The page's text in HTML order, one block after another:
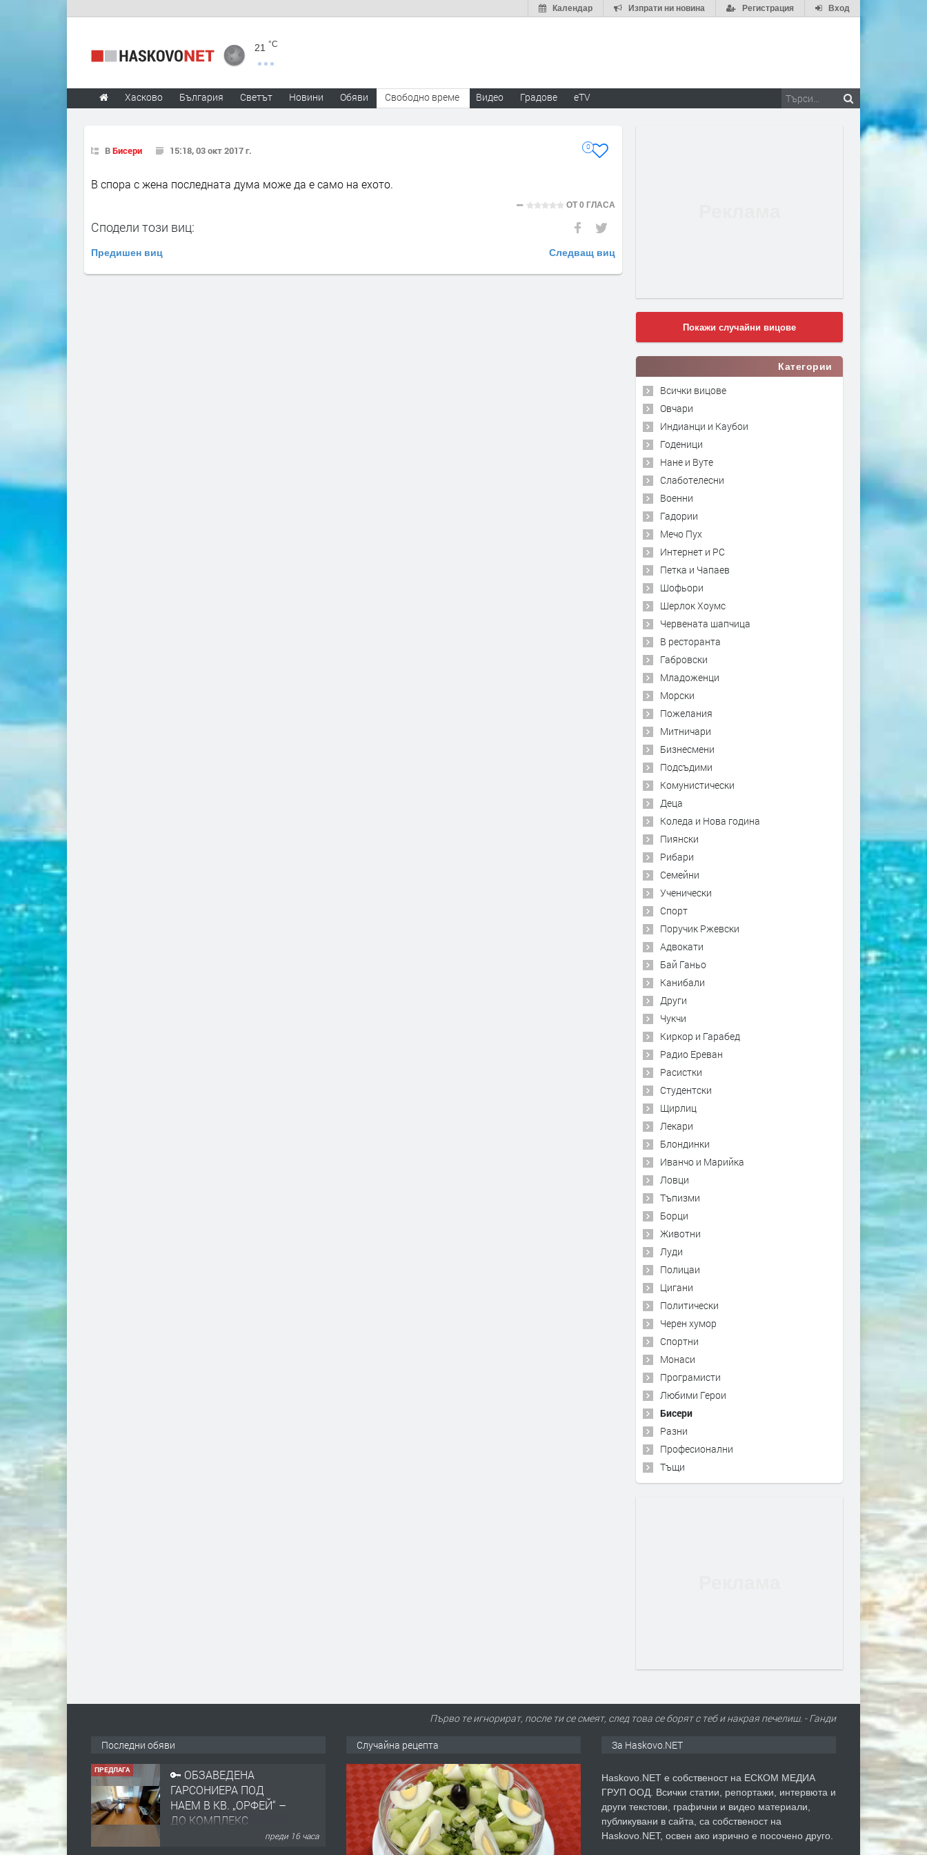
Вход
Регистрация
Изпрати ни новина
Календар
21 °C
Хасково България Светът Новини Обяви Свободно време Видео Градове eTV
ВБисери 15:18, 03 окт 2017 г. 0
В спора с жена последната дума може да е само на ехото.
ОТ0 ГЛАСА
Сподели този виц:
Предишен виц Следващ виц
Покажи случайни вицове
Категории
Всички вицове
Овчари
Индианци и Каубои
Годеници
Нане и Вуте
Слаботелесни
Военни
Гадории
Мечо Пух
Интернет и PC
Петка и Чапаев
Шофьори
Шерлок Хоумс
Червената шапчица
В ресторанта
Габровски
Младоженци
Морски
Пожелания
Митничари
Бизнесмени
Подсъдими
Комунистически
Деца
Коледа и Нова година
Пиянски
Рибари
Семейни
Ученически
Спорт
Поручик Ржевски
Адвокати
Бай Ганьо
Канибали
Други
Чукчи
Киркор и Гарабед
Радио Ереван
Расистки
Студентски
Щирлиц
Лекари
Блондинки
Иванчо и Марийка
Ловци
Тъпизми
Борци
Животни
Луди
Полицаи
Цигани
Политически
Черен хумор
Спортни
Монаси
Програмисти
Любими Герои
Бисери
Разни
Професионални
Тъщи
Първо те игнорират, после ти се смеят, след това се борят с теб и накрая печелиш. - Ганди
Последни обяви
ПРЕДЛАГА
🔑 ОБЗАВЕДЕНА
ГАРСОНИЕРА ПОД
НАЕМ В КВ. „ОРФЕЙ“ –
ДО КОМПЛЕКС
преди 16 часа
Случайна рецепта За Haskovo.NET
Haskovo.NET е собственост на ЕСКОМ МЕДИА
ГРУП ООД. Всички статии, репортажи, интервюта и
други текстови, графични и видео материали,
публикувани в сайта, са собственост на
Haskovo.NET, освен ако изрично е посочено друго.